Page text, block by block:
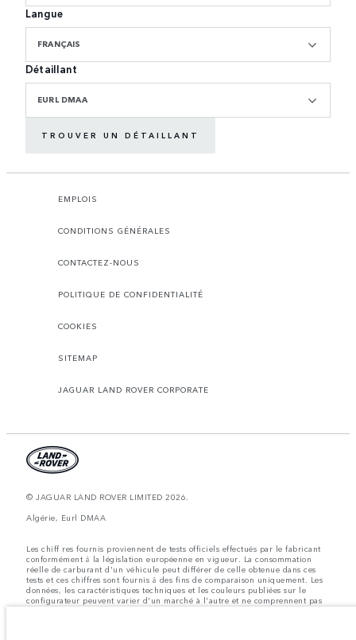
Langue
FRANÇAIS
Détaillant
EURL DMAA
TROUVER UN DÉTAILLANT
EMPLOIS
CONDITIONS GÉNÉRALES
CONTACTEZ-NOUS
POLITIQUE DE CONFIDENTIALITÉ
COOKIES
SITEMAP
JAGUAR LAND ROVER CORPORATE
© JAGUAR LAND ROVER LIMITED 2026.
Algérie, Eurl DMAA
Les chiff res fournis proviennent de tests officiels effectués par le fabricant
conformément å la législation européenne en vigueur. La consommation
réelle de carburant d'un véhicule peut différer de celle obtenue dans ces
tests et ces chiffres sont fournis å des fins de comparaison uniquement. Les
données, les caractéristiques techniques et les couleurs publiées sur le
configurateur peuvent varier d'un marché à l'autre et ne comprennent pas
de prix. Veuillez consulter votre concessionnaire pour des informations sur